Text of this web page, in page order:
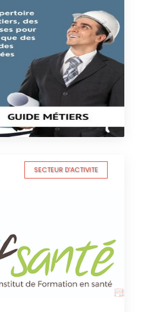
SECTEUR D'ACTIVITE